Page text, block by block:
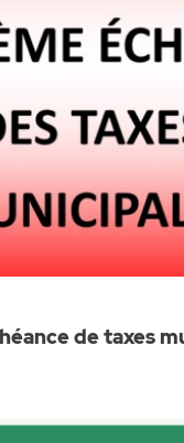
de taxes